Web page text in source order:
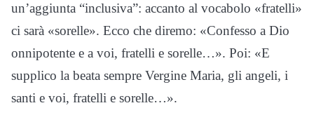
un’aggiunta “inclusiva”: accanto al vocabolo «fratelli»
ci sarà «sorelle». Ecco che diremo: «Confesso a Dio
onnipotente e a voi, fratelli e sorelle…». Poi: «E
supplico la beata sempre Vergine Maria, gli angeli, i
santi e voi, fratelli e sorelle…».